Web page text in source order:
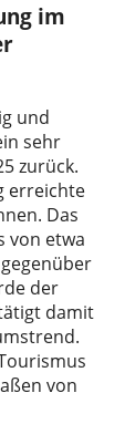
im
und
sehr
zurück.
erreichte
Das
von etwa
der
damit
von